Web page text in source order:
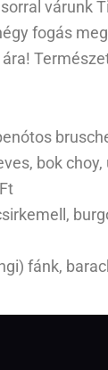
várunk
fogás
bok
fánk,